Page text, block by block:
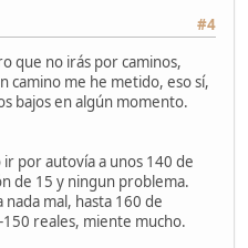
#4
que no irás por caminos,
camino me he metido, eso sí,
bajos en algún momento.
por autovía a unos 140 de
de 15 y ningun problema.
mal, hasta 160 de
reales, miente mucho.